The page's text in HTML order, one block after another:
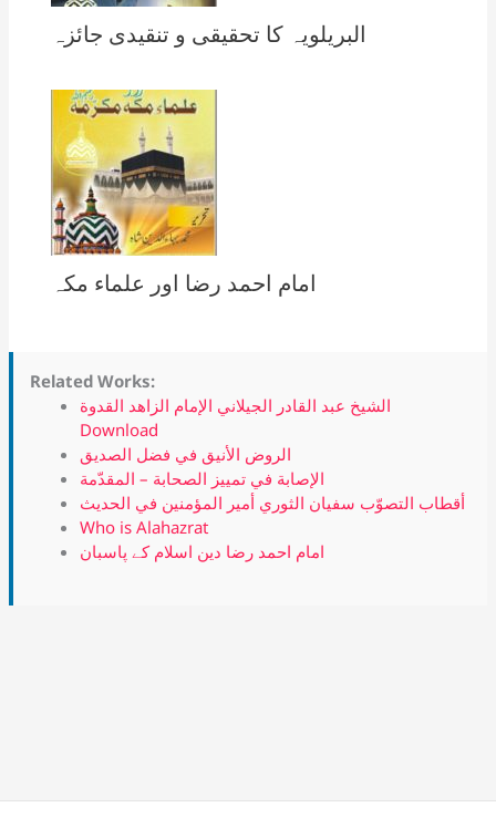
البریلویہ کا تحقیقی و تنقیدی جائزہ
امام احمد رضا اور علماء مکہ
Related Works:
الشيخ عبد القادر الجيلاني الإمام الزاهد القدوة
Download
الروض الأنيق في فضل الصديق
الإصابة في تمييز الصحابة – المقدّمة
أقطاب التصوّب سفيان الثوري أمير المؤمنين في الحديث
Who is Alahazrat
امام احمد رضا دین اسلام کے پاسبان